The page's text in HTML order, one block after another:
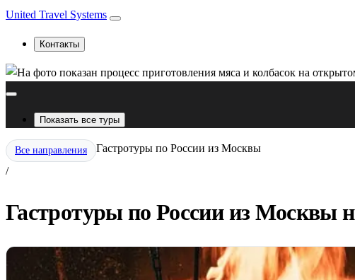
United Travel Systems
Контакты
Показать все туры
Все направления
/
Гастротуры по России из Москвы
Гастротуры по России из Москвы